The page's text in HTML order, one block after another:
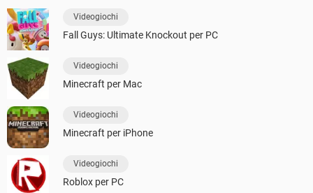
Videogiochi
Fall Guys: Ultimate Knockout per PC
Videogiochi
Minecraft per Mac
Videogiochi
Minecraft per iPhone
Videogiochi
Roblox per PC